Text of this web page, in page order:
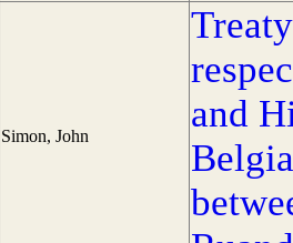
Simon, John
and